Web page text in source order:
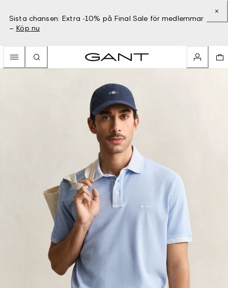
Sista chansen: Extra -10% på Final Sale för medlemmar
– Köp nu